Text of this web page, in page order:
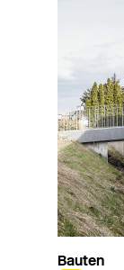
Bauten